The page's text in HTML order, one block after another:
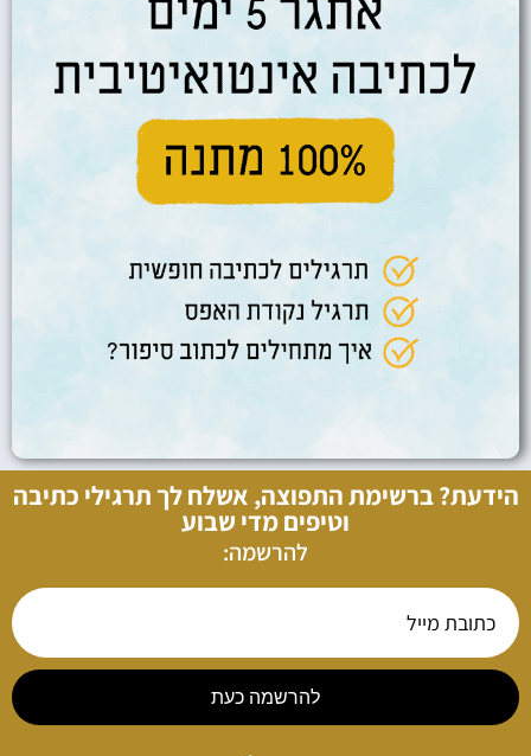
הידעת? ברשימת התפוצה, אשלח לך תרגילי כתיבה
וטיפים מדי שבוע
להרשמה:
להרשמה כעת